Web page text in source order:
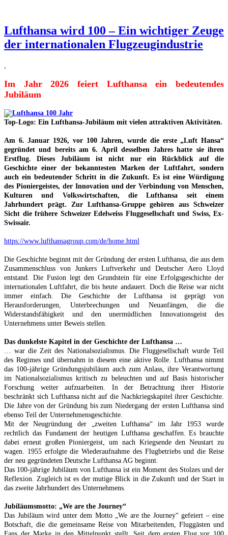
Lufthansa wird 100 – Ein wichtiger Zeuge
der internationalen Flugzeugindustrie
.
Im Jahr 2026 feiert Lufthansa ein bedeutendes
Jubiläum
Top-Logo: Ein Lufthansa-Jubiläum mit vielen attraktiven Aktivitäten.
Am 6. Januar 1926, vor 100 Jahren, wurde die erste „Luft Hansa“
gegründet und bereits am 6. April desselben Jahres hatte sie ihren
Erstflug. Dieses Jubiläum ist nicht nur ein Rückblick auf die
Geschichte einer der bekanntesten Marken der Luftfahrt, sondern
auch ein bedeutender Schritt in die Zukunft. Es ist eine Würdigung
des Pioniergeistes, der Innovation und der Verbindung von Menschen,
Kulturen und Volkswirtschaften, die Lufthansa seit einem
Jahrhundert prägt. Zur Lufthansa-Gruppe gehören aus Schweizer
Sicht die frühere Schweizer Edelweiss Fluggesellschaft und Swiss, Ex-
Swissair.
https://www.lufthansagroup.com/de/home.html
Die Geschichte beginnt mit der Gründung der ersten Lufthansa, die aus dem
Zusammenschluss von Junkers Luftverkehr und Deutscher Aero Lloyd
entstand. Die Fusion legt den Grundstein für eine Erfolgsgeschichte der
internationalen Luftfahrt, die bis heute andauert. Doch die Reise war nicht
immer einfach. Die Geschichte der Lufthansa ist geprägt von
Herausforderungen, Unterbrechungen und Neuanfängen, die die
Widerstandsfähigkeit und den unermüdlichen Innovationsgeist des
Unternehmens unter Beweis stellen.
Das dunkelste Kapitel in der Geschichte der Lufthansa …
… war die Zeit des Nationalsozialismus. Die Fluggesellschaft wurde Teil
des Regimes und übernahm in diesem eine aktive Rolle. Lufthansa nimmt
das 100-jährige Gründungsjubiläum auch zum Anlass, ihre Verantwortung
im Nationalsozialismus kritisch zu beleuchten und auf Basis historischer
Forschung weiter aufzuarbeiten. In der Betrachtung ihrer Historie
beschränkt sich Lufthansa nicht auf die Nachkriegskapitel ihrer Geschichte.
Die Jahre von der Gründung bis zum Niedergang der ersten Lufthansa sind
ebenso Teil der Unternehmensgeschichte.
Mit der Neugründung der „zweiten Lufthansa“ im Jahr 1953 wurde
rechtlich das Fundament der heutigen Lufthansa geschaffen. Es brauchte
dabei erneut großen Pioniergeist, um nach Kriegsende den Neustart zu
wagen. 1955 erfolgte die Wiederaufnahme des Flugbetriebs und die Reise
der neu gegründeten Deutsche Lufthansa AG beginnt.
Das 100-jährige Jubiläum von Lufthansa ist ein Moment des Stolzes und der
Reflexion. Zugleich ist es der mutige Blick in die Zukunft und der Start in
das zweite Jahrhundert des Unternehmens.
Jubiläumsmotto: „We are the Journey“
Das Jubiläum wird unter dem Motto „We are the Journey“ gefeiert – eine
Botschaft, die die gemeinsame Reise von Mitarbeitenden, Fluggästen und